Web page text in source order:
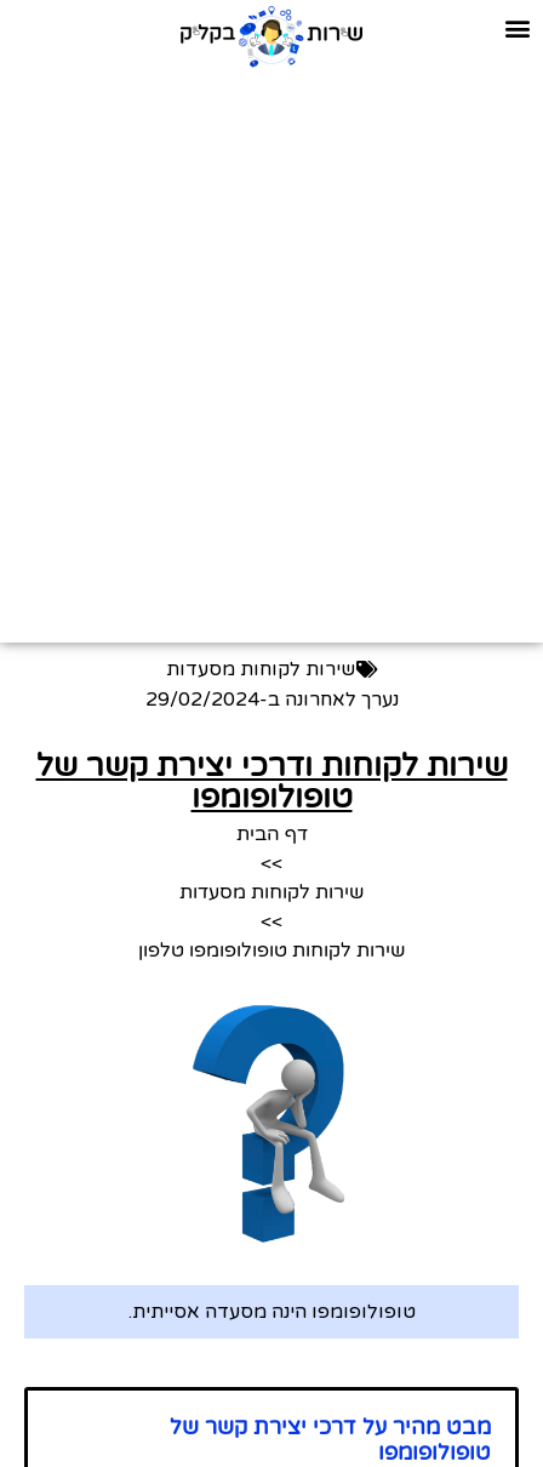
שירות לקוחות מסעדות
נערך לאחרונה ב-29/02/2024
שירות לקוחות ודרכי יצירת קשר של
טופולופומפו
דף הבית
>>
שירות לקוחות מסעדות
>>
שירות לקוחות טופולופומפו טלפון
טופולופומפו הינה מסעדה אסייתית.
מבט מהיר על דרכי יצירת קשר של
טופולופומפו